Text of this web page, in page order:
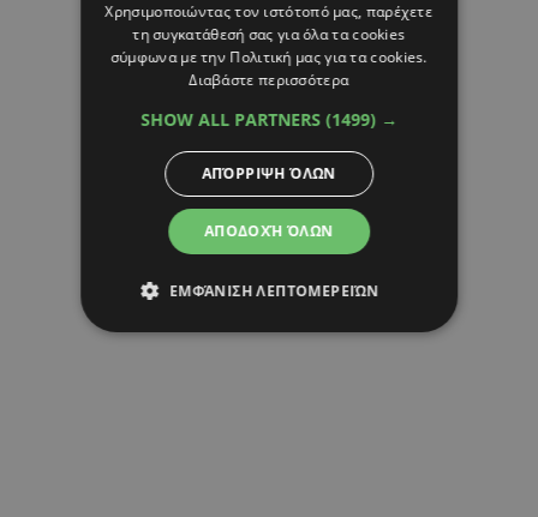
Χρησιμοποιώντας τον ιστότοπό μας, παρέχετε
τη συγκατάθεσή σας για όλα τα cookies
σύμφωνα με την Πολιτική μας για τα cookies.
Διαβάστε περισσότερα
SHOW ALL PARTNERS (1499) →
ΑΠΟΔΟΧΉ ΌΛΩΝ
ΑΠΌΡΡΙΨΗ ΌΛΩΝ
ΕΜΦΆΝΙΣΗ ΛΕΠΤΟΜΕΡΕΙΏΝ